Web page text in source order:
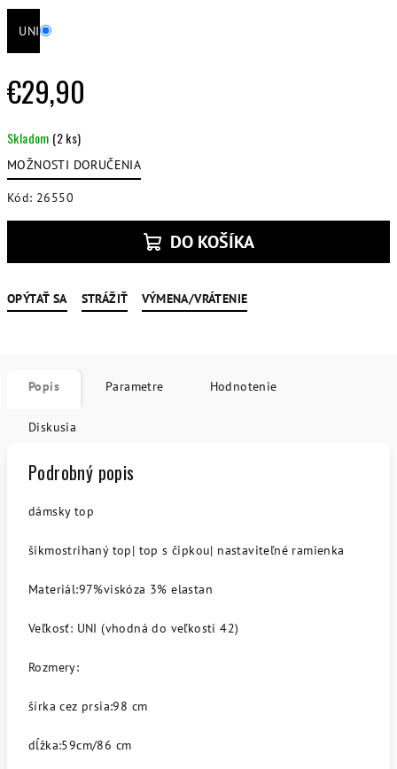
UNI
€29,90
cena:
Skladom (2 ks)
MOŽNOSTI DORUČENIA
Kód: 26550
DO KOŠÍKA
OPÝTAŤ SA STRÁŽIŤ VÝMENA/VRÁTENIE
Popis Parametre Hodnotenie
Diskusia
Podrobný popis
dámsky top
šikmostrihaný top| top s čipkou| nastaviteľné ramienka
Materiál:97%viskóza 3% elastan
Veľkosť: UNI (vhodná do veľkosti 42)
Rozmery:
šírka cez prsia:98 cm
dĺžka:59cm/86 cm